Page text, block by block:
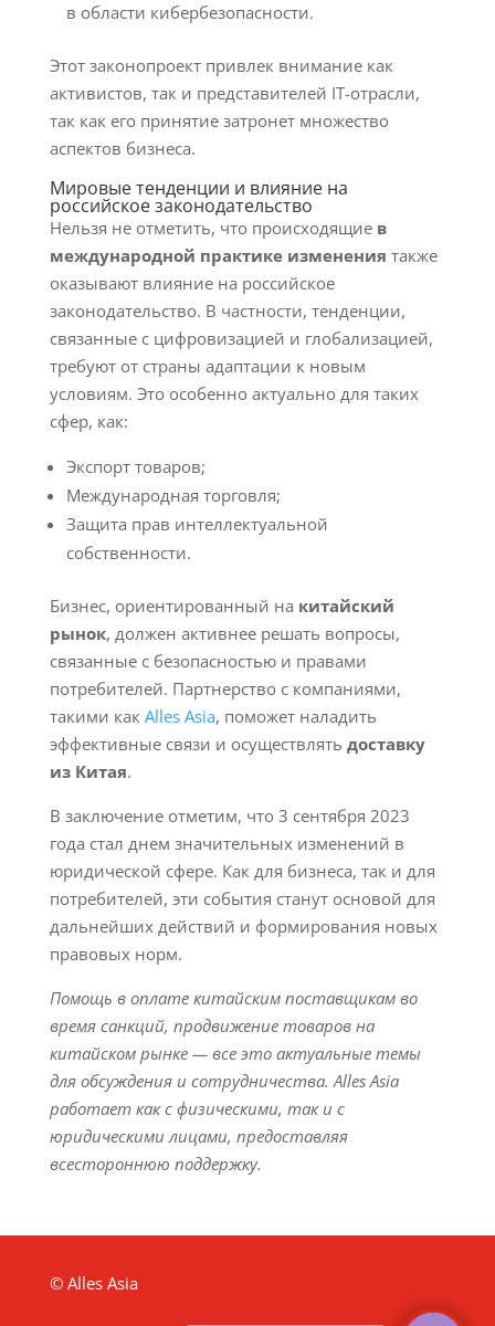
в области кибербезопасности.
Этот законопроект привлек внимание как
активистов, так и представителей IT-отрасли,
так как его принятие затронет множество
аспектов бизнеса.
Мировые тенденции и влияние на
российское законодательство
Нельзя не отметить, что происходящие в
международной практике изменения также
оказывают влияние на российское
законодательство. В частности, тенденции,
связанные с цифровизацией и глобализацией,
требуют от страны адаптации к новым
условиям. Это особенно актуально для таких
сфер, как:
Экспорт товаров;
Международная торговля;
Защита прав интеллектуальной
собственности.
Бизнес, ориентированный на китайский
рынок, должен активнее решать вопросы,
связанные с безопасностью и правами
потребителей. Партнерство с компаниями,
такими как Alles Asia, поможет наладить
эффективные связи и осуществлять доставку
из Китая.
В заключение отметим, что 3 сентября 2023
года стал днем значительных изменений в
юридической сфере. Как для бизнеса, так и для
потребителей, эти события станут основой для
дальнейших действий и формирования новых
правовых норм.
Помощь в оплате китайским поставщикам во
время санкций, продвижение товаров на
китайском рынке — все это актуальные темы
для обсуждения и сотрудничества. Alles Asia
работает как с физическими, так и с
юридическими лицами, предоставляя
всестороннюю поддержку.
© Alles Asia